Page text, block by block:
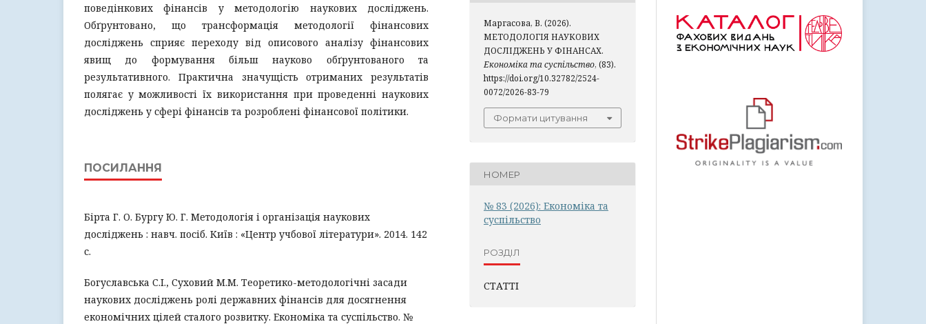
поведінкових фінансів у методологію наукових досліджень.
Обґрунтовано, що трансформація методології фінансових
досліджень сприяє переходу від описового аналізу фінансових
явищ до формування більш науково обґрунтованого та
результативного. Практична значущість отриманих результатів
полягає у можливості їх використання при проведенні наукових
досліджень у сфері фінансів та розроблені фінансової політики.
ПОСИЛАННЯ
Бірта Г. О. Бургу Ю. Г. Методологія і організація наукових
досліджень : навч. посіб. Київ : «Центр учбової літератури». 2014. 142
с.
Богуславська С.І., Суховий М.М. Теоретико-методологічні засади
наукових досліджень ролі державних фінансів для досягнення
економічних цілей сталого розвитку. Економіка та суспільство. №
Маргасова, В. (2026).
МЕТОДОЛОГІЯ НАУКОВИХ
ДОСЛІДЖЕНЬ У ФІНАНСАХ.
Економіка та суспільство, (83).
https://doi.org/10.32782/2524-
0072/2026-83-79
Формати цитування
НОМЕР
№ 83 (2026): Економіка та
суспільство
РОЗДІЛ
СТАТТІ